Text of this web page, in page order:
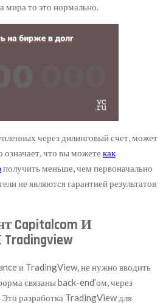
мира то это нормально.
через дилинговый счет, может
означает, что вы можете как
получить меньше, чем первоначально
не являются гарантией результатов
Capitalcom И
и TradingView, не нужно вводить
связаны back-end’ом, через
разработка TradingView для